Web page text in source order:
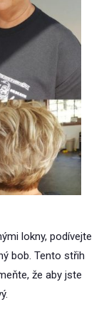
lokny, podívejte
bob. Tento střih
že aby jste